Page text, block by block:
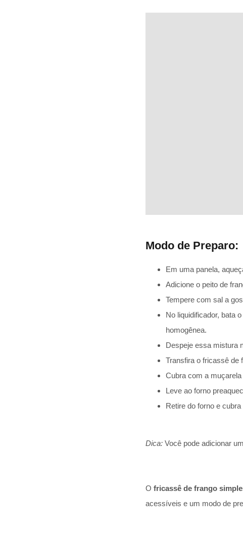
Modo de Preparo:
Em uma panela,
Adicione o peito de
Tempere com sal a
No liquidificador, bata
homogênea.
Despeje essa mistura
Transfira o fricassê de
Cubra com a muçarela
Leve ao forno
Retire do forno e
Dica: Você pode adicionar
O fricassê de frango
acessíveis e um modo de